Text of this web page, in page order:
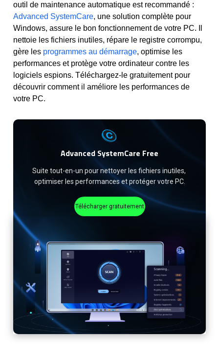
outil de maintenance automatique est recommandé :
Advanced SystemCare, une solution complète pour
Windows, assure le bon fonctionnement de votre PC. Il
nettoie les fichiers inutiles, répare le registre corrompu,
gère les programmes au démarrage, optimise les
performances et protège votre ordinateur contre les
logiciels espions. Téléchargez-le gratuitement pour
découvrir comment il améliore les performances de
votre PC.
Advanced SystemCare Free
Suite tout-en-un pour nettoyer les fichiers inutiles,
optimiser les performances et protéger votre PC.
Télécharger gratuitement